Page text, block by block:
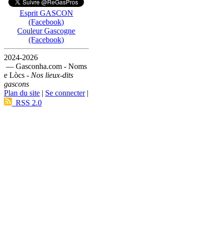
Esprit GASCON
(Facebook)
Couleur Gascogne
(Facebook)
2024-2026
— Gasconha.com - Noms
e Lòcs - Nos lieux-dits
gascons
Plan du site | Se connecter|
RSS 2.0